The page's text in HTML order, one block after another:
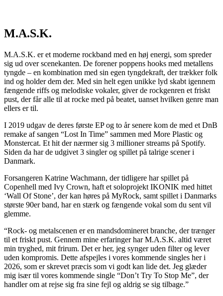
M.A.S.K.
M.A.S.K. er et moderne rockband med en høj energi, som spreder
sig ud over scenekanten. De forener poppens hooks med metallens
tyngde – en kombination med sin egen tyngdekraft, der trækker folk
ind og holder dem der. Med sin helt egen unikke lyd skabt igennem
fængende riffs og melodiske vokaler, giver de rockgenren et friskt
pust, der får alle til at rocke med på beatet, uanset hvilken genre man
ellers er til.
I 2019 udgav de deres første EP og to år senere kom de med et DnB
remake af sangen “Lost In Time” sammen med More Plastic og
Monstercat. Et hit der nærmer sig 3 millioner streams på Spotify.
Siden da har de udgivet 3 singler og spillet på talrige scener i
Danmark.
Forsangeren Katrine Wachmann, der tidligere har spillet på
Copenhell med Ivy Crown, haft et soloprojekt IKONIK med hittet
‘Wall Of Stone’, der kan høres på MyRock, samt spillet i Danmarks
største 90er band, har en stærk og fængende vokal som du sent vil
glemme.
“Rock- og metalscenen er en mandsdomineret branche, der trænger
til et friskt pust. Gennem mine erfaringer har M.A.S.K. altid været
min tryghed, mit frirum. Det er her, jeg synger uden filter og lever
uden kompromis. Dette afspejles i vores kommende singles her i
2026, som er skrevet præcis som vi godt kan lide det. Jeg glæder
mig især til vores kommende single “Don’t Try To Stop Me”, der
handler om at rejse sig fra sine fejl og aldrig se sig tilbage.”